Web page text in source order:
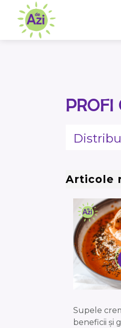
PROFI
Articole
Supele
beneficii și